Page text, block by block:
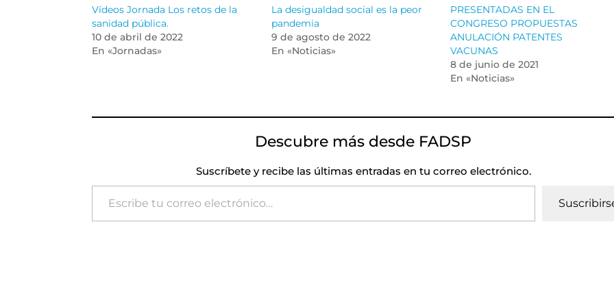
Vídeos Jornada Los retos de la
sanidad pública.
10 de abril de 2022
En «Jornadas»
La desigualdad social es la peor
pandemia
9 de agosto de 2022
En «Noticias»
PRESENTADAS EN EL
CONGRESO PROPUESTAS
ANULACIÓN PATENTES
VACUNAS
8 de junio de 2021
En «Noticias»
Descubre más desde FADSP
Suscríbete y recibe las últimas entradas en tu correo electrónico.
Escribe tu correo electrónico…